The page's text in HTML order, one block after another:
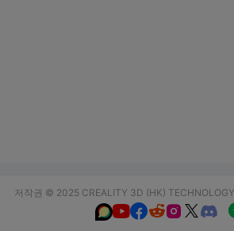
저작권 © 2025 CREALITY 3D (HK)
  